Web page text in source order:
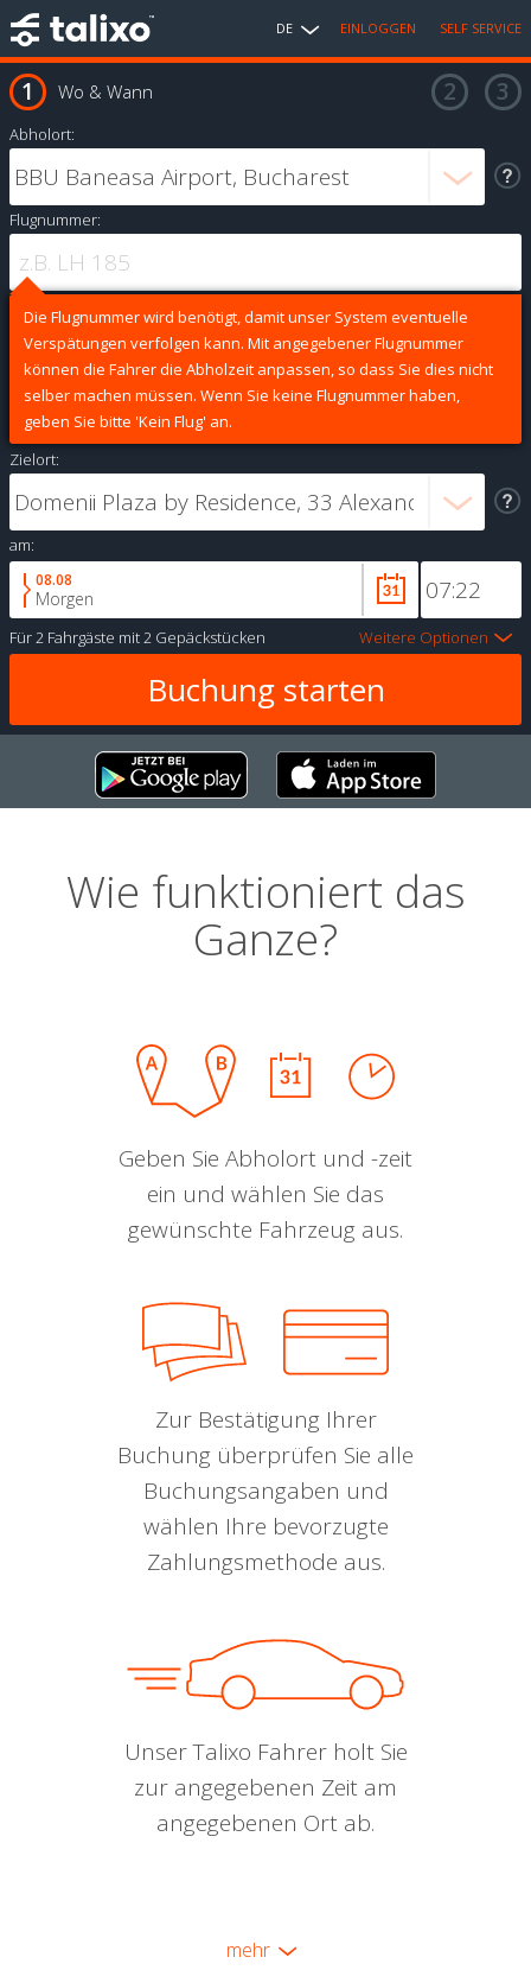
DE EINLOGGEN SELF SERVICE
Wo & Wann
Abholort:
Flugnummer:
Die Flugnummer wird benötigt, damit unser System eventuelle
Verspätungen verfolgen kann. Mit angegebener Flugnummer
können die Fahrer die Abholzeit anpassen, so dass Sie dies nicht
selber machen müssen. Wenn Sie keine Flugnummer haben,
geben Sie bitte 'Kein Flug' an.
Zielort:
am:
08.08
Morgen
Für2 Fahrgäste mit2 Gepäckstücken Weitere Optionen
Wie funktioniert das
Ganze?
Geben Sie Abholort und -zeit
ein und wählen Sie das
gewünschte Fahrzeug aus.
Zur Bestätigung Ihrer
Buchung überprüfen Sie alle
Buchungsangaben und
wählen Ihre bevorzugte
Zahlungsmethode aus.
Unser Talixo Fahrer holt Sie
zur angegebenen Zeit am
angegebenen Ort ab.
mehr